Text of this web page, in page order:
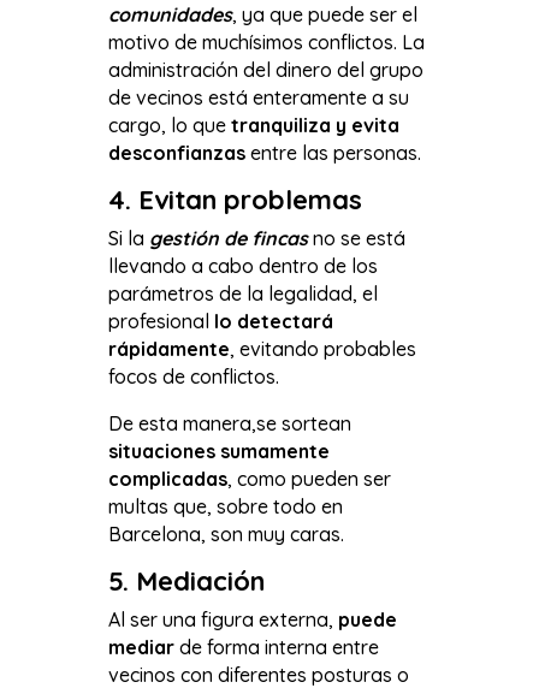
comunidades, ya que puede ser el
motivo de muchísimos conflictos. La
administración del dinero del grupo
de vecinos está enteramente a su
cargo, lo quetranquiliza y evita
desconfianzasentre las personas.
4. Evitan problemas
Si la gestión de fincasno se está
llevando a cabo dentro de los
parámetros de la legalidad, el
profesional lo detectará
rápidamente, evitando probables
focos de conflictos.
De esta manera,se sortean
situaciones sumamente
complicadas, como pueden ser
multas que, sobre todo en
Barcelona, son muy caras.
5. Mediación
Al ser una figura externa, puede
mediar de forma interna entre
vecinos con diferentes posturas o